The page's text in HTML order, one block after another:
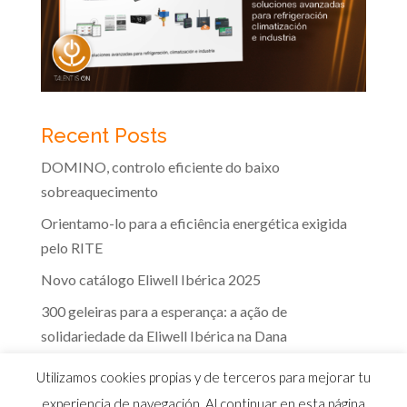
Recent Posts
DOMINO, controlo eficiente do baixo
sobreaquecimento
Orientamo-lo para a eficiência energética exigida
pelo RITE
Novo catálogo Eliwell Ibérica 2025
300 geleiras para a esperança: a ação de
solidariedade da Eliwell Ibérica na Dana
Utilizamos cookies propias y de terceros para mejorar tu
experiencia de navegación. Al continuar en esta página